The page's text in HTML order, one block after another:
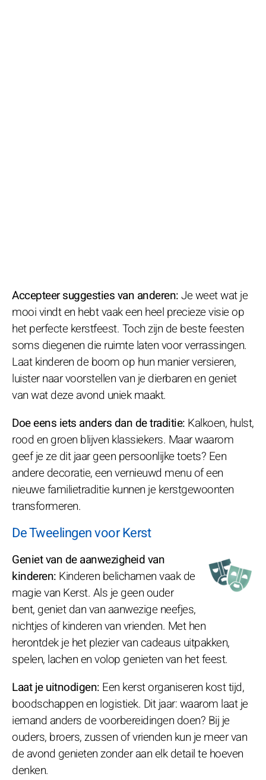
Accepteer suggesties van anderen:Je weet wat je
mooi vindt en hebt vaak een heel precieze visie op
het perfecte kerstfeest. Toch zijn de beste feesten
soms diegenen die ruimte laten voor verrassingen.
Laat kinderen de boom op hun manier versieren,
luister naar voorstellen van je dierbaren en geniet
van wat deze avond uniek maakt.
Doe eens iets anders dan de traditie: Kalkoen, hulst,
rood en groen blijven klassiekers. Maar waarom
geef je ze dit jaar geen persoonlijke toets? Een
andere decoratie, een vernieuwd menu of een
nieuwe familietraditie kunnen je kerstgewoonten
transformeren.
De Tweelingen voor Kerst
Geniet van de aanwezigheid van
kinderen: Kinderen belichamen vaak de
magie van Kerst. Als je geen ouder
bent, geniet dan van aanwezige neefjes,
nichtjes of kinderen van vrienden. Met hen
herontdek je het plezier van cadeaus uitpakken,
spelen, lachen en volop genieten van het feest.
Laat je uitnodigen: Een kerst organiseren kost tijd,
boodschappen en logistiek. Dit jaar: waarom laat je
iemand anders de voorbereidingen doen? Bij je
ouders, broers, zussen of vrienden kun je meer van
de avond genieten zonder aan elk detail te hoeven
denken.